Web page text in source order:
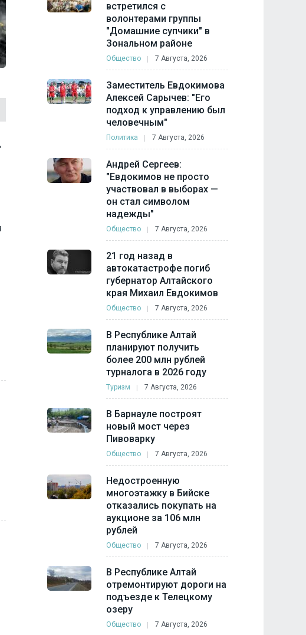
встретился с
волонтерами группы
"Домашние супчики" в
Зональном районе
Общество 7 Августа, 2026
Заместитель Евдокимова
Алексей Сарычев: "Его
подход к управлению был
человечным"
Политика 7 Августа, 2026
Андрей Сергеев:
"Евдокимов не просто
участвовал в выборах —
он стал символом
надежды"
Общество 7 Августа, 2026
21 год назад в
автокатастрофе погиб
губернатор Алтайского
края Михаил Евдокимов
Общество 7 Августа, 2026
В Республике Алтай
планируют получить
более 200 млн рублей
турналога в 2026 году
Туризм 7 Августа, 2026
В Барнауле построят
новый мост через
Пивоварку
Общество 7 Августа, 2026
Недостроенную
многоэтажку в Бийске
отказались покупать на
аукционе за 106 млн
рублей
Общество 7 Августа, 2026
В Республике Алтай
отремонтируют дороги на
подъезде к Телецкому
озеру
Общество 7 Августа, 2026